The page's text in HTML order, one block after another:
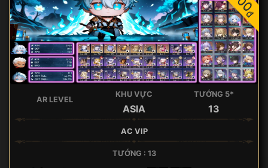
đ
AR LEVEL
KHU VỰC
ASIA
TƯỚNG 5*
13
AC VIP
TƯỚNG : 13